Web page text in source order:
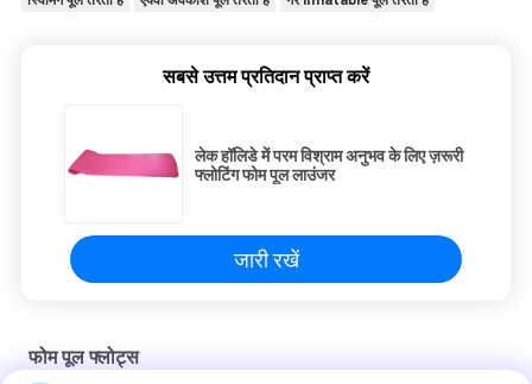
सबसे उत्तम प्रतिदान प्राप्त करें
लेक हॉलिडे में परम विश्राम अनुभव के लिए ज़रूरी
फ्लोटिंग फोम पूल लाउंजर
जारी रखें
फोम पूल फ्लोट्स